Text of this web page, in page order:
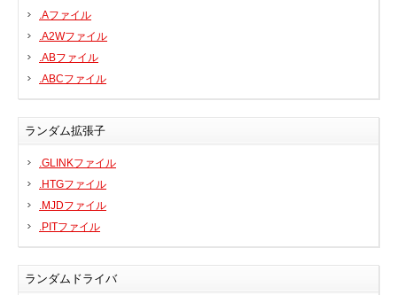
VoIP
DLLファイル
プログラム
.Aファイル
.A2Wファイル
.ABファイル
.ABCファイル
ランダム拡張子
.GLINKファイル
.HTGファイル
.MJDファイル
.PITファイル
ランダムドライバ